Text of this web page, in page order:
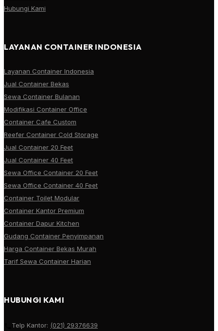
Hubungi Kami
LAYANAN CONTAINER INDONESIA
Layanan Container Indonesia
Jual Container Bekas
Sewa Container Bulanan
Modifikasi Container Office
Container Cafe Custom
Reefer Container Cold Storage
Jual Container 20 Feet
Jual Container 40 Feet
Sewa Office Container 20 Feet
Sewa Office Container 40 Feet
Container Toilet Modular
Container Kantor Premium
Container Dapur Kitchen
Gudang Container Penyimpanan
Harga Container Bekas Murah
Tarif Sewa Container Harian
HUBUNGI KAMI
Telp Kantor: (021) 29376639